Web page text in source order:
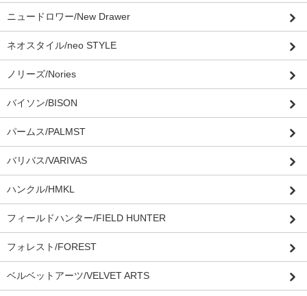
ニュードロワー/New Drawer
ネオスタイル/neo STYLE
ノリーズ/Nories
バイソン/BISON
パームス/PALMST
バリバス/VARIVAS
ハンクル/HMKL
フィールドハンター/FIELD HUNTER
フォレスト/FOREST
ベルベットアーツ/VELVET ARTS